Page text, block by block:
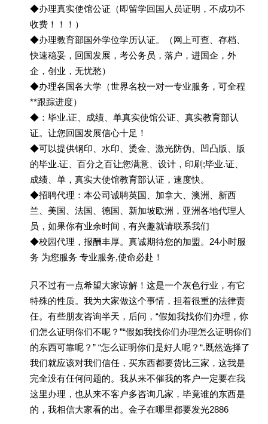
◆办理真实使馆公证（即留学回国人员证明，不成功不
收费！！！）
◆办理教育部国外学位学历认证。（网上可查、存档、
快速稳妥，回国发展，考公务员，落户，进国企，外
企，创业，无忧愁）
◆办理各国各大学（世界名校一对一专业服务，可全程
**跟踪进度）
◆：毕业.证、成绩、单真实使馆公证、真实教育部认
证。让您回国发展信心十足！
◆可以提供钢印、水印、烫金、激光防伪、凹凸版、版
的毕业.证、百分之百让您满意、设计，印刷;毕业.证、
成绩、单，真实大使馆教育部认证，速度快。
◆招聘代理：本公司诚聘英国、加拿大、澳洲、新西
兰、美国、法国、德国、新加坡欧洲，亚洲各地代理人
员，如果你有业余时间，有兴趣就请联系我们
◆校园代理，报酬丰厚。真诚期待您的加盟。24小时服
务 为您服务 专业服务,使命必赴！
只不过有一点希望大家谅解！这是一个灰色行业，有它
特殊的性质。我为大家做这个事情，担着很重的法律责
任。有些朋友咨询半天，后问，“假如我找你们办理，你
们怎么证明你们不呢？”“假如我找你们办理怎么证明你们
的东西可靠呢？” “怎么证明你们是好人呢？“.既然选择了
我们就应该对我们信任，买东西都要货比三家，这我是
完全没有任何问题的。我从来不催我的客户一定要在我
这里办理，也从来不客户多咨询几家，毕竟谁的东西是
的，我相信大家看的出。金子在哪里都要发光2886